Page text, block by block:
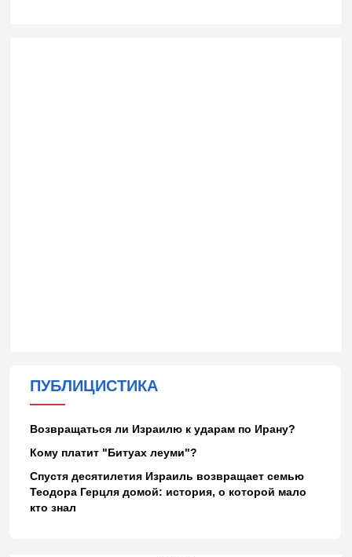
ПУБЛИЦИСТИКА
Возвращаться ли Израилю к ударам по Ирану?
Кому платит "Битуах леуми"?
Спустя десятилетия Израиль возвращает семью
Теодора Герцля домой: история, о которой мало
кто знал